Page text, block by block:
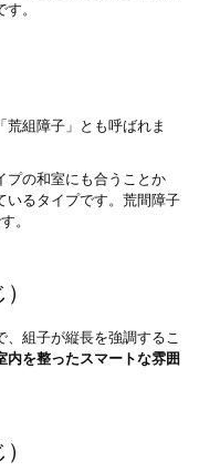
。
組障子」とも呼ばれま
プの和室にも合うことか
いるタイプです。荒間障子
。
組子が縦長を強調するこ
内を整ったスマートな雰囲